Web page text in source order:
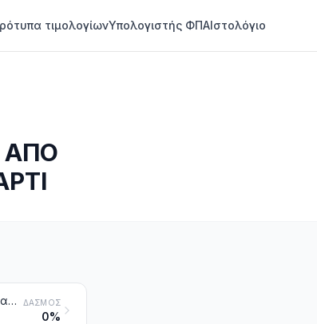
τιμολογίωνΥπολογιστής ΦΠΑΙστολόγιο
ΑΠΟ
Λινάρι ακατέργαστο ή κατεργασμένο, αλλά όχι νηματοποιημένο. Στουπιά και απορρίμματα από λινάρι (στα οποία περιλαμβάνονται και τα απορρίμματα από νήματα και τα ξεφτίδια) ΔΑΣΜΌΣ
0%